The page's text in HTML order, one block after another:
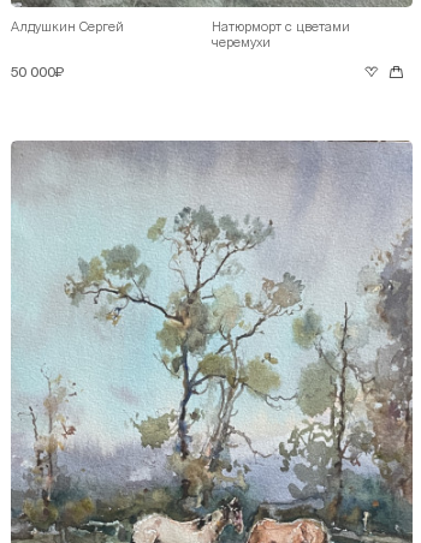
Алдушкин Сергей
Натюрморт с цветами
черемухи
50 000₽